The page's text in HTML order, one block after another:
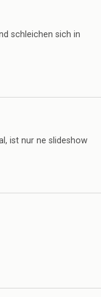
schleichen sich in
ist nur ne slideshow